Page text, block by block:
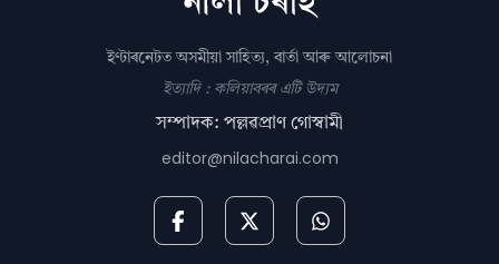
ইণ্টাৰনেটত অসমীয়া সাহিত্য, বাৰ্তা আৰু আলোচনা
ইত্যাদি : কলিয়াবৰৰ এটি উদ্যম
সম্পাদক: পল্লৱপ্ৰাণ গোস্বামী
editor@nilacharai.com